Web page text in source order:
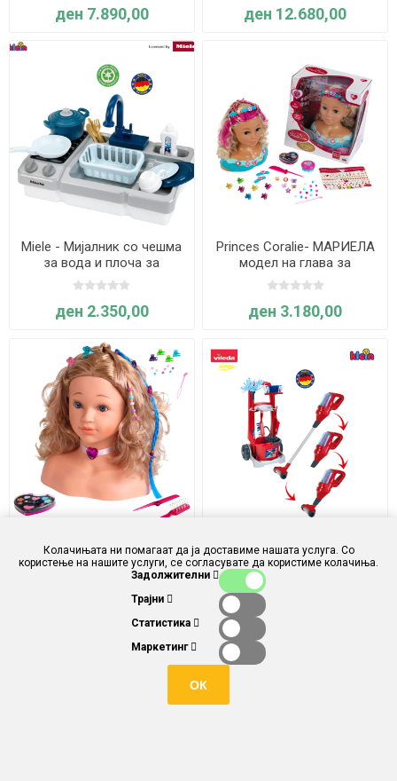
ден 7.890,00 ден 12.680,00
Miele - Мијалник со чешма
за вода и плоча за
готвење - Klein
ден 2.350,00
Princes Coralie- МАРИЕЛА
модел на глава за
стилизирање и
шминкање- Klein
ден 3.180,00
Princes Coralie- СОФИЈА
модел на глава за
стилизирање и
шминкање- Klein
ден 3.180,00
Vileda -Количка за
чистење со
правосмукалка „Upright“ 3
ден 3.860,00
Колачињата ни помагаат да ја доставиме нашата услуга. Со
користење на нашите услуги, се согласувате да користиме колачиња.
Задолжителни
Трајни
Статистика
Маркетинг
ОК